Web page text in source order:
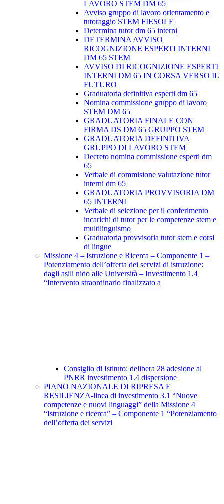
LAVORO STEM DM 65
Avviso gruppo di lavoro orientamento e
tutoraggio STEM FIESOLE
Determina tutor dm 65 interni
DETERMINA AVVISO
RICOGNIZIONE ESPERTI INTERNI
DM 65 STEM
AVVISO DI RICOGNIZIONE ESPERTI
INTERNI DM 65 IN CORSA VERSO IL
FUTURO
Graduatoria definitiva esperti dm 65
Nomina commissione gruppo di lavoro
STEM DM 65
GRADUATORIA FINALE CON
FIRMA DS DM 65 GRUPPO STEM
GRADUATORIA DEFINITIVA
GRUPPO DI LAVORO STEM
Decreto nomina commissione esperti dm
65
Verbale di commisione valutazione tutor
interni dm 65
GRADUATORIA PROVVISORIA DM
65 INTERNI
Verbale di selezione per il conferimento
incarichi di tutor per le competenze stem e
multilinguismo
Graduatoria provvisoria tutor stem e corsi
di lingue
Missione 4 – Istruzione e Ricerca – Componente 1 –
Potenziamento dell’offerta dei servizi di istruzione:
dagli asili nido alle Università – Investimento 1.4
“Intervento straordinario finalizzato a
Consiglio di Istituto: delibera 28 adesione al
PNRR investimento 1.4 dispersione
PIANO NAZIONALE DI RIPRESA E
RESILIENZA-linea di investimento 3.1 “Nuove
competenze e nuovi linguaggi” della Missione 4
“Istruzione e ricerca” – Componente 1 “Potenziamento
dell’offerta dei servizi